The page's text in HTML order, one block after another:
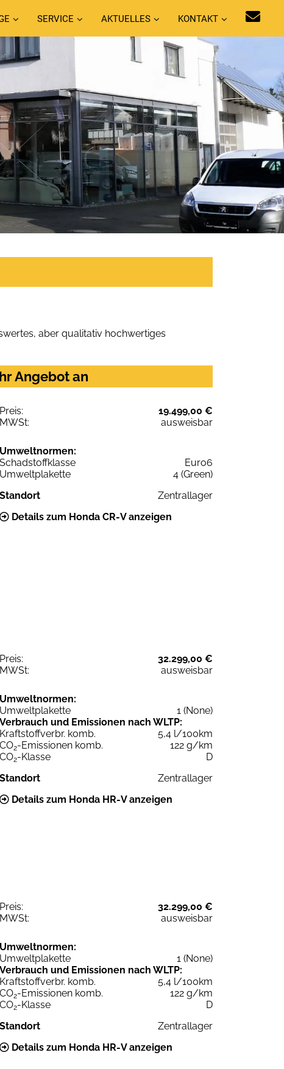
SERVICE AKTUELLES KONTAKT
aber qualitativ hochwertiges
Angebot an
Preis:
19.499,00 €
MWSt:
ausweisbar
Umweltnormen:
Schadstoffklasse
Euro6
Umweltplakette
4 (Green)
Standort
Zentrallager
Details zum Honda CR-V anzeigen
Preis:
32.299,00 €
MWSt:
ausweisbar
Umweltnormen:
Umweltplakette
1 (None)
Verbrauch und Emissionen nach WLTP:
Kraftstoffverbr. komb.
5,4 l/100km
CO2-Emissionen komb.
122 g/km
CO2-Klasse
D
Standort
Zentrallager
Details zum Honda HR-V anzeigen
Preis:
32.299,00 €
MWSt:
ausweisbar
Umweltnormen:
Umweltplakette
1 (None)
Verbrauch und Emissionen nach WLTP:
Kraftstoffverbr. komb.
5,4 l/100km
CO2-Emissionen komb.
122 g/km
CO2-Klasse
D
Standort
Zentrallager
Details zum Honda HR-V anzeigen